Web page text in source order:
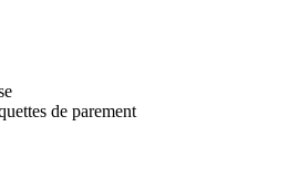
de parement